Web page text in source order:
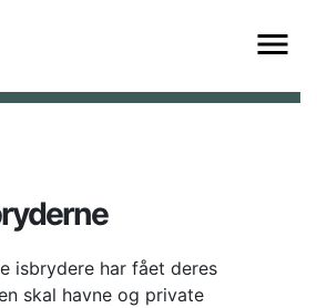
isbrydere har fået deres
skal havne og private